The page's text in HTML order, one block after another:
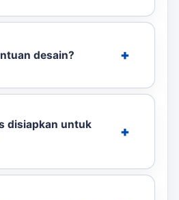
desain?
disiapkan untuk